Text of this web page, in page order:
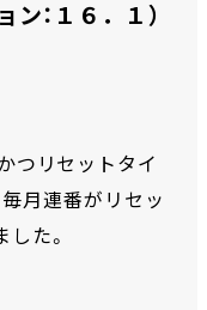
：１６．１）
つリセットタイ
月連番がリセッ
た。